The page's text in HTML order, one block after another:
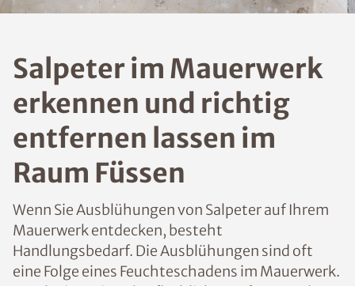
Salpeter im Mauerwerk
erkennen und richtig
entfernen lassen im
Raum Füssen
Wenn Sie Ausblühungen von Salpeter auf Ihrem
Mauerwerk entdecken, besteht
Handlungsbedarf. Die Ausblühungen sind oft
eine Folge eines Feuchteschadens im Mauerwerk.